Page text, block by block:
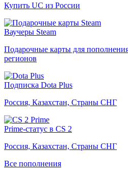
Купить UC из России
Ваучеры Steam
Подарочные карты для
регионов
Подписка Dota Plus
Россия, Казахстан, Страны СНГ
Prime-статус в CS 2
Россия, Казахстан, Страны СНГ
Все пополнения